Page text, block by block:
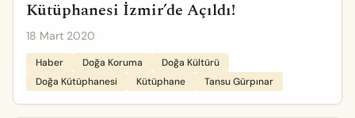
Kütüphanesi İzmir’de Açıldı!
18 Mart 2020
Haber Doğa Koruma
Doğa Kültürü
Doğa Kütüphanesi
Kütüphane Tansu Gürpınar